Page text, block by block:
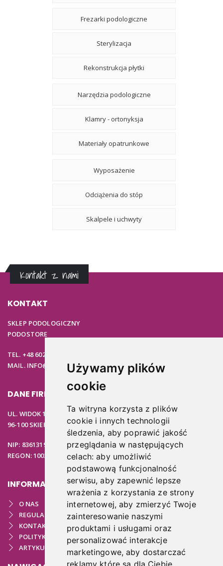
Używamy plików
cookie
Ta witryna korzysta z plików
cookie i innych technologii
śledzenia, aby poprawić jakość
przeglądania w następujących
celach:aby umożliwić
podstawową funkcjonalność
serwisu,aby zapewnić lepsze
wrażenia z korzystania ze strony
internetowej,aby zmierzyć Twoje
zainteresowanie naszymi
produktami i usługami oraz
personalizować interakcje
marketingowe,aby dostarczać
Frezarki podologiczne
Sterylizacja
Rekonstrukcja płytki
Narzędzia podologiczne
Klamry - ortonyksja
Materiały opatrunkowe
Wyposażenie
Odciążenia do stóp
Skalpele i uchwyty
Kontakt z nami
KONTAKT
SKLEP PODOLOGICZNY
PODOSTORE
TEL. +48 602 537 894
MAIL. INFO@PODOSTORE.PL
DANE FIRMOWE
UL. WIDOK 15B
96-100 SKIERNIEWICE
NIP: 8361319313
REGON: 100297020
INFORMACJE
O NAS
REGULAMIN
KONTAKT
POLITYKA PRYWATNOŚCI
ARTYKUŁY PODOLOGICZNE